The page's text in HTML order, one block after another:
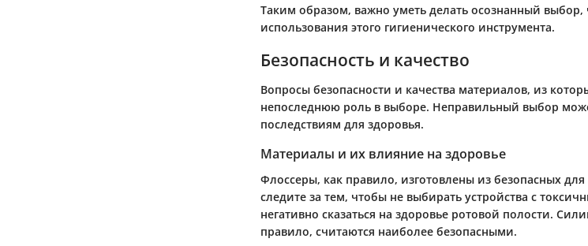
Таким образом, важно уметь делать осознанный
использования этого гигиенического инструмента.
Безопасность и качество
Вопросы безопасности и качества материалов, из
непоследнюю роль в выборе. Неправильный выбор
последствиям для здоровья.
Материалы и их влияние на здоровье
Флоссеры, как правило, изготовлены из безопасных
следите за тем, чтобы не выбирать устройства с
негативно сказаться на здоровье ротовой полости.
правило, считаются наиболее безопасными.